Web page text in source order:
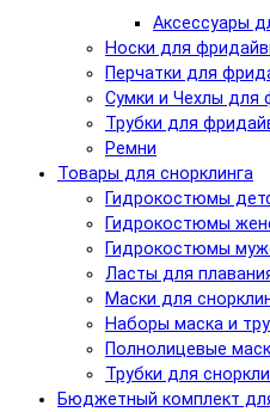
Аксессуары
Носки для
Перчатки для
Сумки и Чехлы для
Трубки для
Ремни
Товары для снорклинга
Гидрокостюмы
Гидрокостюмы
Гидрокостюмы
Ласты для
Маски для
Наборы маска и
Полнолицевые
Трубки для
Бюджетный комплект